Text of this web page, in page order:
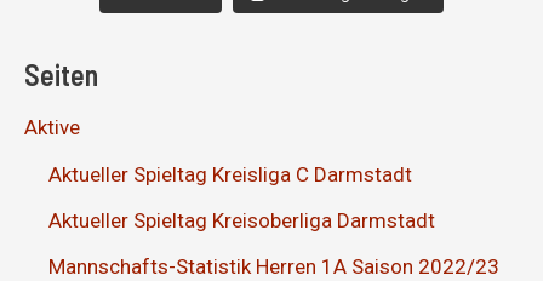
Seiten
Aktive
Aktueller Spieltag Kreisliga C Darmstadt
Aktueller Spieltag Kreisoberliga Darmstadt
Mannschafts-Statistik Herren 1A Saison 2022/23